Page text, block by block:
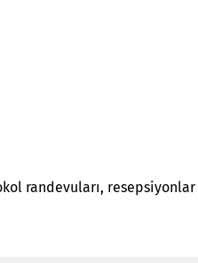
randevuları,